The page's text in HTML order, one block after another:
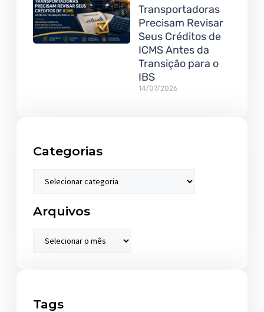
Transportadoras
Precisam Revisar
Seus Créditos de
ICMS Antes da
Transição para o
IBS
14/07/2026
Categorias
Arquivos
Tags